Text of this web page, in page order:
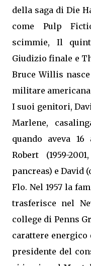
della saga di Die
come Pulp
scimmie, Il
Giudizio finale e
Bruce Willis
militare
I suoi genitori,
Marlene,
quando aveva
Robert (1959-
pancreas) e David
Flo. Nel 1957 la
trasferisce nel
college di Penns
carattere energico
presidente del